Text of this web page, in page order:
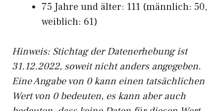
75 Jahre und älter: 111 (männlich: 50,
weiblich: 61)
Hinweis: Stichtag der Datenerhebung ist
31.12.2022, soweit nicht anders angegeben.
Eine Angabe von 0 kann einen tatsächlichen
Wert von 0 bedeuten, es kann aber auch